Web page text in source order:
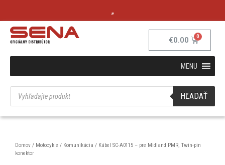
„
€0.00
MENU
HĽADAŤ
Domov / Motocykle / Komunikácia / Kábel SC-A0115 – pre Midland PMR, Twin-pin
konektor